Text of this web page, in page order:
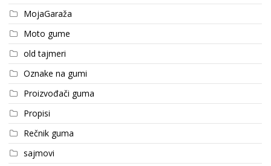
MojaGaraža
Moto gume
old tajmeri
Oznake na gumi
Proizvođači guma
Propisi
Rečnik guma
sajmovi